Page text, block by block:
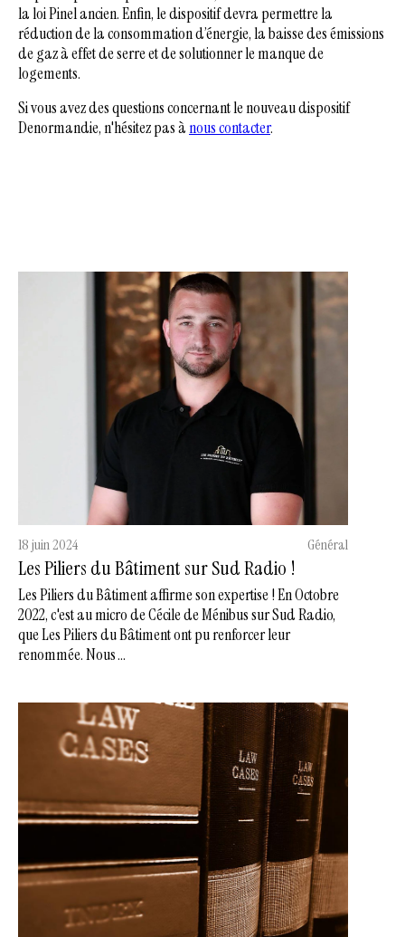
la loi Pinel ancien. Enfin, le dispositif devra permettre la
réduction de la consommation d’énergie, la baisse des émissions
de gaz à effet de serre et de solutionner le manque de
logements.
Si vous avez des questions concernant le nouveau dispositif
Denormandie, n'hésitez pas ànous contacter.
18 juin 2024 Général
Les Piliers du Bâtiment sur Sud Radio !
Les Piliers du Bâtiment affirme son expertise ! En Octobre
2022, c'est au micro de Cécile de Ménibus sur Sud Radio,
que Les Piliers du Bâtiment ont pu renforcer leur
renommée. Nous ...